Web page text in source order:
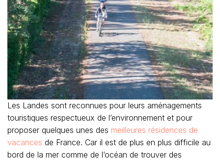
Les Landes sont reconnues pour leurs aménagements
touristiques respectueux de l’environnement et pour
proposer quelques unes des meilleures résidences de
vacances de France. Car il est de plus en plus difficile au
bord de la mer comme de l’océan de trouver des